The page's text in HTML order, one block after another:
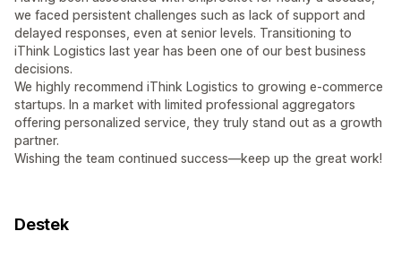
we faced persistent challenges such as lack of support and
delayed responses, even at senior levels. Transitioning to
iThink Logistics last year has been one of our best business
decisions.
We highly recommend iThink Logistics to growing e-commerce
startups. In a market with limited professional aggregators
offering personalized service, they truly stand out as a growth
partner.
Wishing the team continued success—keep up the great work!
Destek